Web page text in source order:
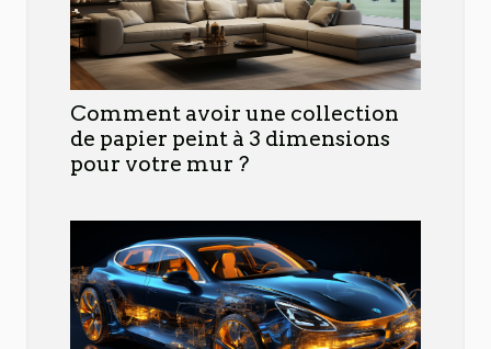
Comment avoir une collection
de papier peint à 3 dimensions
pour votre mur ?